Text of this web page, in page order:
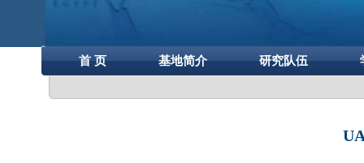
首 页 基地简介 研究队伍